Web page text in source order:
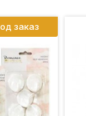
заказ